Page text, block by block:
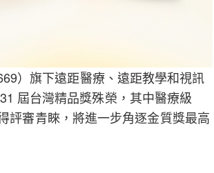
）旗下遠距醫療、遠距教學和視訊
屆台灣精品獎殊榮，其中醫療級
評審青睞，將進一步角逐金質獎最高